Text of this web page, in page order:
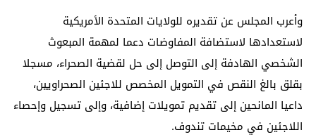
وأعرب المجلس عن تقديره للولايات المتحدة الأمريكية
لاستعدادها لاستضافة المفاوضات دعما لمهمة المبعوث
الشخصي الهادفة إلى التوصل إلى حل لقضية الصحراء، مسجلا
بقلق بالغ النقص في التمويل المخصص للاجئين الصحراويين،
داعيا المانحين إلى تقديم تمويلات إضافية، وإلى تسجيل وإحصاء
اللاجئين في مخيمات تندوف.